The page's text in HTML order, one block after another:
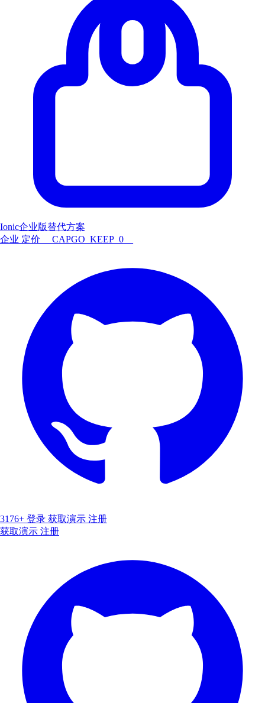
Ionic企业版替代方案
企业 定价 __CAPGO_KEEP_0__
3176+ 登录 获取演示 注册
获取演示 注册